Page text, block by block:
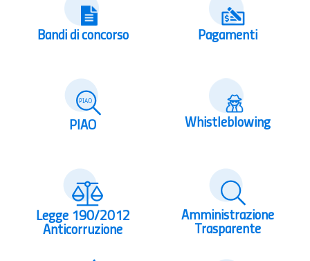
Bandi di concorso Pagamenti
PIAO Whistleblowing
Legge 190/2012
Anticorruzione
Amministrazione
Trasparente